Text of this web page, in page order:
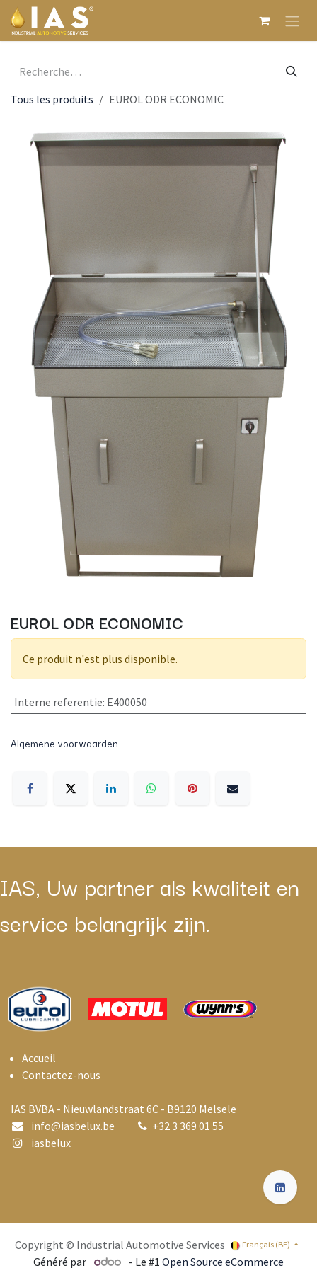
Se rendre au contenu
Tous les produits EUROL ODR ECONOMIC
EUROL ODR ECONOMIC
Ce produit n'est plus disponible.
Interne referentie: E400050
Algemene voorwaarden
IAS, Uw partner als kwaliteit en
service belangrijk zijn.
Accueil
Contactez-nous
IAS BVBA - Nieuwlandstraat 6C - B9120 Melsele
info@iasbelux.be +32 3 369 01 55
iasbelux
Copyright © Industrial Automotive Services Français (BE)
Généré par - Le #1Open Source eCommerce